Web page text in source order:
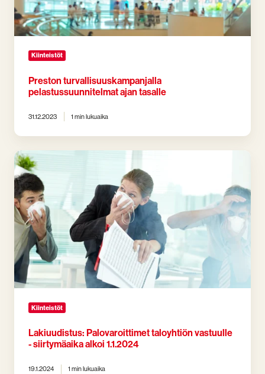
Kiinteistöt
Preston turvallisuuskampanjalla
pelastussuunnitelmat ajan tasalle
31.12.2023 1 min lukuaika
Lakiuudistus:
Palovaroittimet
taloyhtiön
vastuulle
-
siirtymäaika
alkoi
1.1.2024
Kiinteistöt
Lakiuudistus: Palovaroittimet taloyhtiön vastuulle
- siirtymäaika alkoi 1.1.2024
19.1.2024 1 min lukuaika